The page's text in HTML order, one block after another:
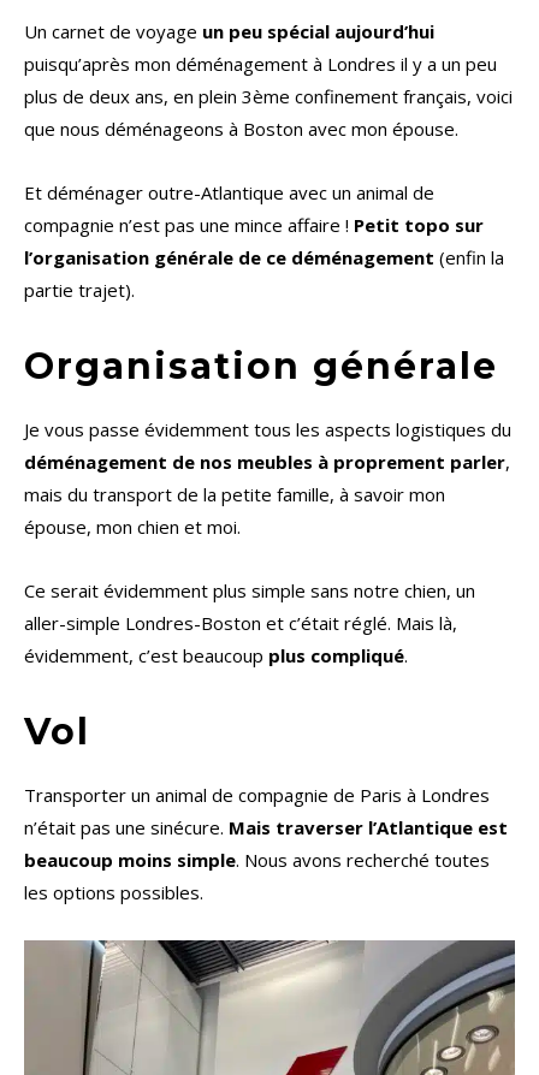
Un carnet de voyage un peu spécial aujourd’hui
puisqu’après mon déménagement à Londres il y a un peu
plus de deux ans, en plein 3ème confinement français, voici
que nous déménageons à Boston avec mon épouse.
Et déménager outre-Atlantique avec un animal de
compagnie n’est pas une mince affaire ! Petit topo sur
l’organisation générale de ce déménagement (enfin la
partie trajet).
Organisation générale
Je vous passe évidemment tous les aspects logistiques du
déménagement de nos meubles à proprement parler,
mais du transport de la petite famille, à savoir mon
épouse, mon chien et moi.
Ce serait évidemment plus simple sans notre chien, un
aller-simple Londres-Boston et c’était réglé. Mais là,
évidemment, c’est beaucoup plus compliqué.
Vol
Transporter un animal de compagnie de Paris à Londres
n’était pas une sinécure. Mais traverser l’Atlantique est
beaucoup moins simple. Nous avons recherché toutes
les options possibles.